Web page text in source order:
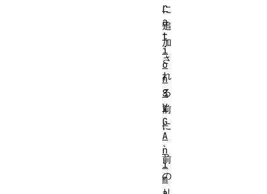
に
追
加
さ
れ
る
前
に
、
前
の
r
a
t
i
o
n
S
V
G
A
n
i
m